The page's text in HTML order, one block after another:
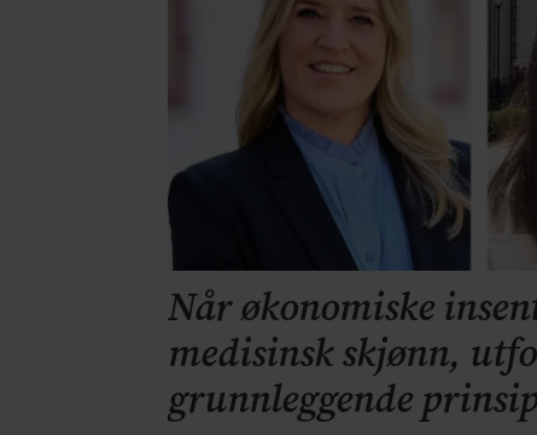
Når økonomiske
medisinsk skjønn,
grunnleggende